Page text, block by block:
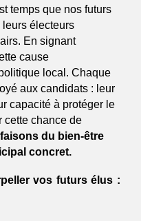
temps que nos futurs
électeurs
En signant
cause
local. Chaque
aux candidats : leur
capacité à protéger le
cette chance de
faisons du bien-être
concret.
vos futurs élus :